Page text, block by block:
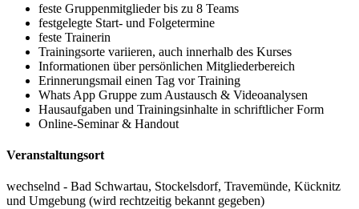
feste Gruppenmitglieder bis zu 8 Teams
festgelegte Start- und Folgetermine
feste Trainerin
Trainingsorte variieren, auch innerhalb des Kurses
Informationen über persönlichen Mitgliederbereich
Erinnerungsmail einen Tag vor Training
Whats App Gruppe zum Austausch & Videoanalysen
Hausaufgaben und Trainingsinhalte in schriftlicher Form
Online-Seminar & Handout
Veranstaltungsort
wechselnd - Bad Schwartau, Stockelsdorf, Travemünde, Kücknitz
und Umgebung (wird rechtzeitig bekannt gegeben)